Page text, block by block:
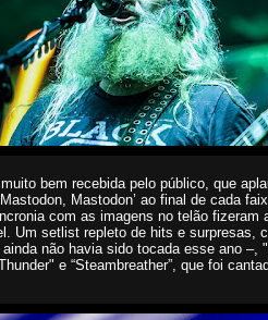
bem recebida pelo público, que
Mastodon’ ao final de cada
com as imagens no telão fizeram
Um setlist repleto de hits e surpresas,
ainda não havia sido tocada esse ano –,
e “Steambreather”, que foi